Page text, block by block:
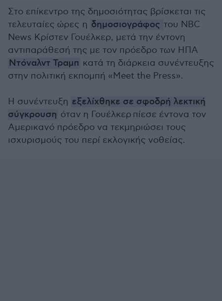
Στο επίκεντρο της δημοσιότητας βρίσκεται τις
τελευταίες ώρες η δημοσιογράφος του NBC
News Κρίστεν Γουέλκερ, μετά την έντονη
αντιπαράθεσή της με τον πρόεδρο των ΗΠΑ
Ντόναλντ Τραμπ κατά τη διάρκεια συνέντευξης
στην πολιτική εκπομπή «Meet the Press».
Η συνέντευξη εξελίχθηκε σε σφοδρή λεκτική
σύγκρουση όταν η Γουέλκερ πίεσε έντονα τον
Αμερικανό πρόεδρο να τεκμηριώσει τους
ισχυρισμούς του περί εκλογικής νοθείας.